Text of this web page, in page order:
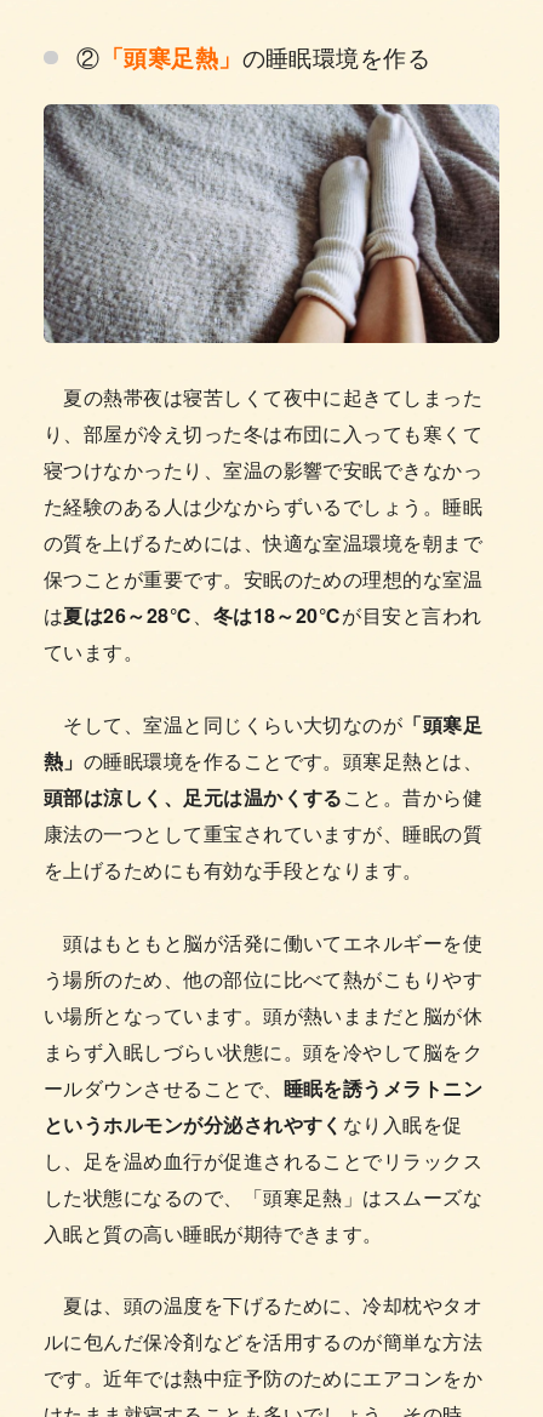
② 「頭寒足熱」 の睡眠環境を作る
夏の熱帯夜は寝苦しくて夜中に起きてしまった
り、部屋が冷え切った冬は布団に入っても寒くて
寝つけなかったり、室温の影響で安眠できなかっ
た経験のある人は少なからずいるでしょう。睡眠
の質を上げるためには、快適な室温環境を朝まで
保つことが重要です。安眠のための理想的な室温
は夏は26～28℃、 冬は18～20℃が目安と言われ
ています。
そして、室温と同じくらい大切なのが 「頭寒足
熱」 の睡眠環境を作ることです。頭寒足熱とは、
頭部は涼しく、足元は温かくすること。昔から健
康法の一つとして重宝されていますが、睡眠の質
を上げるためにも有効な手段となります。
頭はもともと脳が活発に働いてエネルギーを使
う場所のため、他の部位に比べて熱がこもりやす
い場所となっています。頭が熱いままだと脳が休
まらず入眠しづらい状態に。頭を冷やして脳をク
ールダウンさせることで、 睡眠を誘うメラトニン
というホルモンが分泌されやすく なり入眠を促
し、足を温め血行が促進されることでリラックス
した状態になるので、「頭寒足熱」はスムーズな
入眠と質の高い睡眠が期待できます。
夏は、頭の温度を下げるために、冷却枕やタオ
ルに包んだ保冷剤などを活用するのが簡単な方法
です。近年では熱中症予防のためにエアコンをか